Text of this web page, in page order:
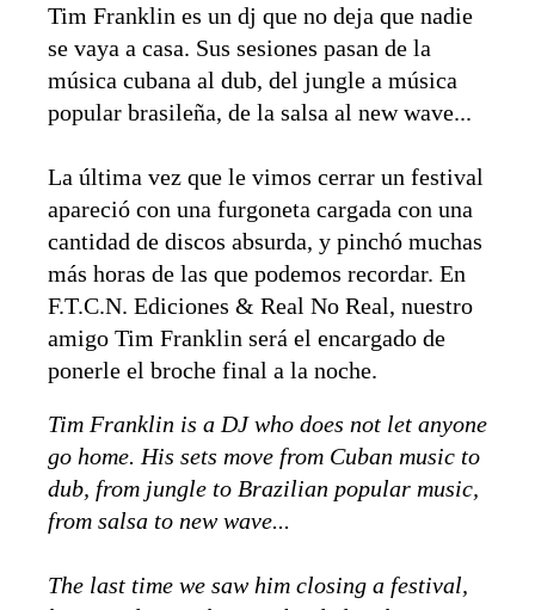
Tim Franklin es un dj que no deja que nadie
se vaya a casa. Sus sesiones pasan de la
música cubana al dub, del jungle a música
popular brasileña, de la salsa al new wave...
La última vez que le vimos cerrar un festival
apareció con una furgoneta cargada con una
cantidad de discos absurda, y pinchó muchas
más horas de las que podemos recordar. En
F.T.C.N. Ediciones & Real No Real, nuestro
amigo Tim Franklin será el encargado de
ponerle el broche final a la noche.
Tim Franklin is a DJ who does not let anyone
go home. His sets move from Cuban music to
dub, from jungle to Brazilian popular music,
from salsa to new wave...
The last time we saw him closing a festival,